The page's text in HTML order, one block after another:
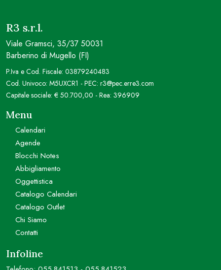
R3 s.r.l.
Viale Gramsci, 35/37 50031
Barberino di Mugello (FI)
P.Iva e Cod. Fiscale: 03879240483
Cod. Univoco: M5UXCR1 - PEC: r3@pec.erre3.com
Capitale sociale: € 50.700,00 - Rea: 396909
Menu
Calendari
Agende
Blocchi Notes
Abbigliamento
Oggettistica
Catalogo Calendari
Catalogo Outlet
Chi Siamo
Contatti
Infoline